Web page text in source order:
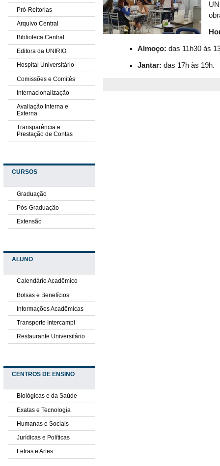
Pró-Reitorias
Arquivo Central
Biblioteca Central
Editora da UNIRIO
Hospital Universitário
Comissões e Comitês
Internacionalização
Avaliação Interna e
Externa
Transparência e
Prestação de Contas
CURSOS
Graduação
Pós-Graduação
Extensão
ALUNO
Calendário Acadêmico
Bolsas e Benefícios
Informações Acadêmicas
Transporte Intercampi
Restaurante Universitário
CENTROS DE ENSINO
Biológicas e da Saúde
Exatas e Tecnologia
Humanas e Sociais
Jurídicas e Políticas
Letras e Artes
Almoço: das 11h30 às
Jantar: das 17h às 19h.